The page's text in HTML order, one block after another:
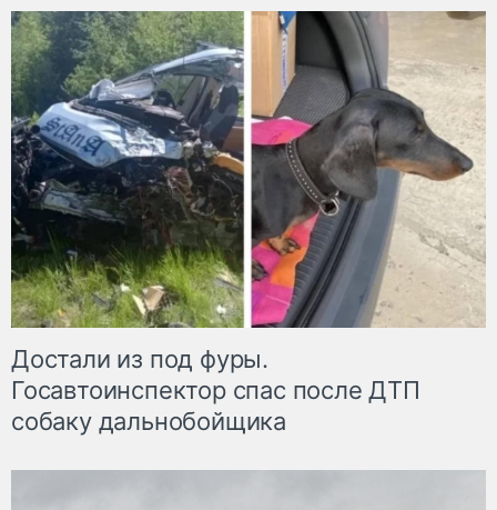
Достали из под фуры.
Госавтоинспектор спас после ДТП
собаку дальнобойщика